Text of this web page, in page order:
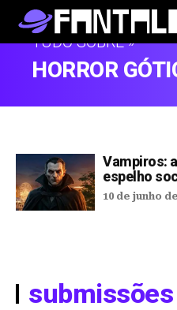
TUDO SOBRE »
HORROR
Vampiros:
espelho
10 de junho
submissões